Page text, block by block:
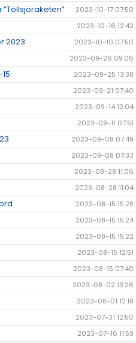
2023-10-17 07:50
2023-10-16 12:42
2023 2023-10-10 07:50
2023-09-26 09:06
2023-09-25 13:38
2023-09-21 07:40
2023-09-14 12:04
2023-09-11 07:51
2023-09-08 07:49
2023-09-08 07:33
2023-08-28 11:06
2023-08-28 11:04
2023-08-15 15:28
2023-08-15 15:24
2023-08-15 15:22
2023-08-15 12:51
2023-08-15 07:40
2023-08-02 13:26
2023-08-01 12:18
2023-07-31 12:50
2023-07-16 11:59